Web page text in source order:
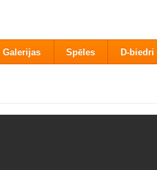
Galerijas Spēles D-biedri